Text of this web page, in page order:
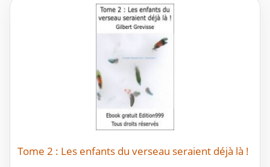
Tome 2 : Les enfants du verseau seraient déjà là !